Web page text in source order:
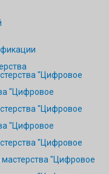
"Цифровое
"Цифровое
"Цифровое
"Цифровое
"Цифровое
мастерства "Цифровое